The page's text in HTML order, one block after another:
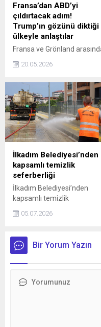
Fransa’dan ABD’yi
çıldırtacak adım!
Trump’ın gözünü diktiği
ülkeyle anlaştılar
Fransa ve Grönland
işbirliğini artırmaya yönelik
bildirildi.
20.05.2026
İlkadım Belediyesi’nden
kapsamlı temizlik
seferberliği
İlkadım Belediyesi’nden
kapsamlı temizlik
05.07.2026
Bir Yorum Yazın